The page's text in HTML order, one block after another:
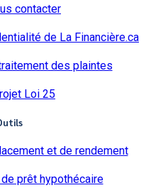
contacter
de La Financière.ca
des plaintes
Loi 25
et de rendement
prêt hypothécaire